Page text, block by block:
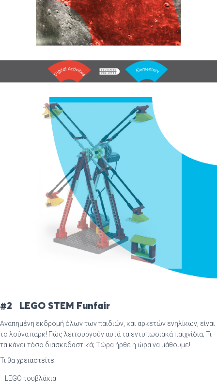
#2 LEGO STEM Funfair
Αγαπημένη εκδρομή όλων των παιδιών, και αρκετών ενηλίκων, είναι
το λούνα παρκ! Πώς λειτουργούν αυτά τα εντυπωσιακά παιχνίδια; Τι
τα κάνει τόσο διασκεδαστικά; Τώρα ήρθε η ώρα να μάθουμε!
Τι θα χρειαστείτε:
LEGO τουβλάκια